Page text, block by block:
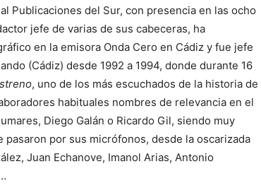
Publicaciones del Sur, con presencia en las ocho
jefe de varias de sus cabeceras, ha
en la emisora Onda Cero en Cádiz y fue jefe
(Cádiz) desde 1992 a 1994, donde durante 16
, uno de los más escuchados de la historia de
habituales nombres de relevancia en el
Diego Galán o Ricardo Gil, siendo muy
por sus micrófonos, desde la oscarizada
Juan Echanove, Imanol Arias, Antonio